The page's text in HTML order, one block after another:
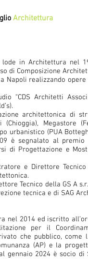
Architettura
in Architettura nel
di Composizione
Napoli realizzando
“CDS Architetti
architettonica di
(Chioggia), Megastore
urbanistico (PUA
è segnalato al premio
di Progettazione e
e Direttore
Tecnico della GS A
tecnica e di SAG
nel 2014 ed iscritto
per il
che pubblico, come
(AP) e la
gennaio 2024 è socio